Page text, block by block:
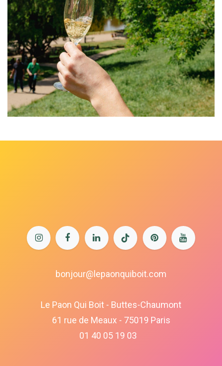
bonjour@lepaonquiboit.com
Le Paon Qui Boit - Buttes-Chaumont
61 rue de Meaux - 75019 Paris
01 40 05 19 03